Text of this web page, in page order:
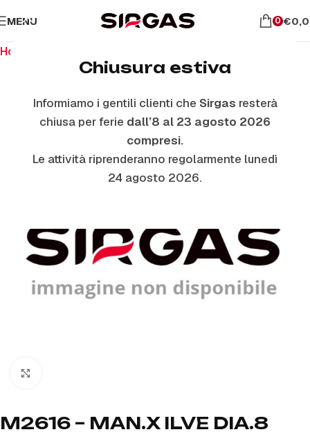
Chiusura estiva
Informiamo i gentili clienti che Sirgas resterà
chiusa per ferie dall’8 al 23 agosto 2026
compresi.
Le attività riprenderanno regolarmente lunedì
24 agosto 2026.
MENU 0 €
Home
M2616 – MAN.X ILVE DIA.8